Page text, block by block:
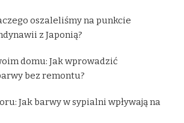
oszaleliśmy na punkcie
z Japonią?
domu: Jak wprowadzić
bez remontu?
Jak barwy w sypialni wpływają na